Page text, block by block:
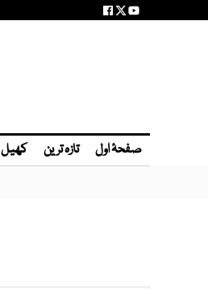
صفحۂ اول تازہ ترین کھیل